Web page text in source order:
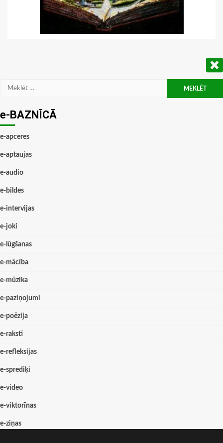
Meklēt:
e-BAZNĪCĀ
e-apceres
e-aptaujas
e-audio
e-bildes
e-intervijas
e-joki
e-lūgšanas
e-mācība
e-mūzika
e-paziņojumi
e-poēzija
e-raksti
e-refleksijas
e-sprediķi
e-video
e-viktorīnas
e-ziņas